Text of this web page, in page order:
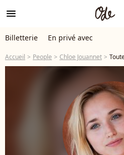
menu
Billetterie En privé avec
Accueil People Chloe Jouannet